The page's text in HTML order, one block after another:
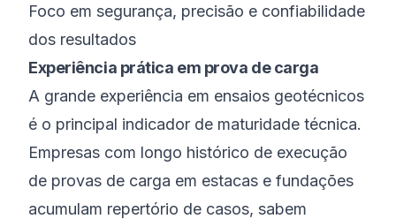
Foco em segurança, precisão e confiabilidade
dos resultados
Experiência prática em prova de carga
A grande experiência em ensaios geotécnicos
é o principal indicador de maturidade técnica.
Empresas com longo histórico de execução
de provas de carga em estacas e fundações
acumulam repertório de casos, sabem